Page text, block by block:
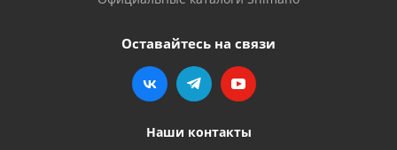
Оставайтесь на связи
Наши контакты